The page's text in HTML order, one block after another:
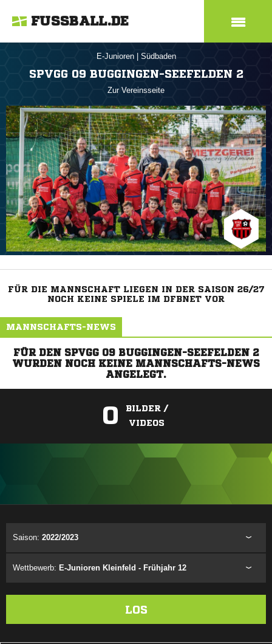
FUSSBALL.DE
E-Junioren Südbaden
SPVGG 09 BUGGINGEN-SEEFELDEN 2
Zur Vereinsseite
FÜR DIE MANNSCHAFT LIEGEN IN DER SAISON 26/27
NOCH KEINE SPIELE IM DFBNET VOR
MANNSCHAFTS-NEWS
FÜR DEN SPVGG 09 BUGGINGEN-SEEFELDEN 2
WURDEN NOCH KEINE MANNSCHAFTS-NEWS
ANGELEGT.
0
BILDER /
VIDEOS
Saison: 2022/2023
Wettbewerb: E-Junioren Kleinfeld - Frühjahr 12
LOS